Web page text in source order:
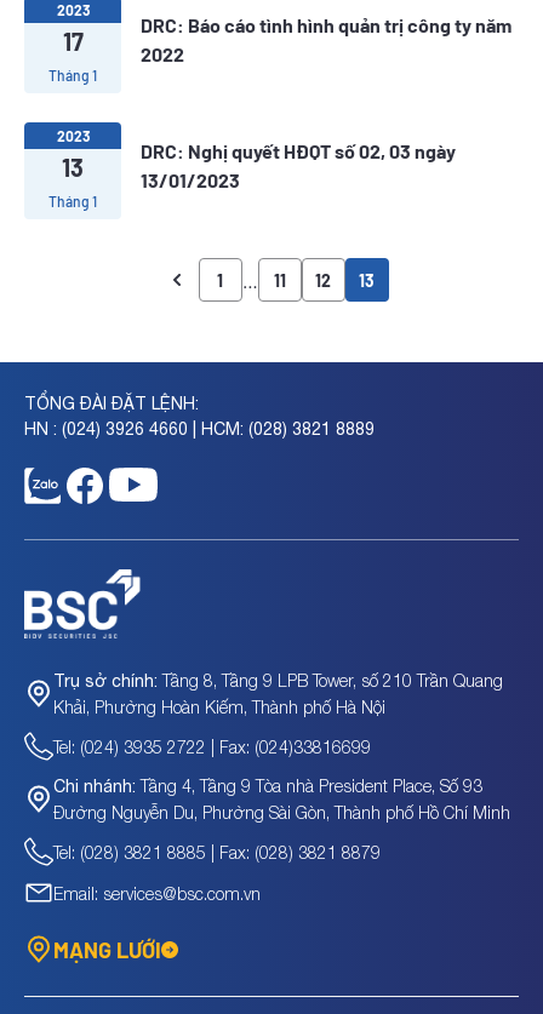
2023
17
Tháng 1
DRC: Báo cáo tình hình quản trị công ty năm
2022
2023
13
Tháng 1
DRC: Nghị quyết HĐQT số 02, 03 ngày
13/01/2023
1 11 12 13
TỔNG ĐÀI ĐẶT LỆNH:
HN : (024) 3926 4660 | HCM: (028) 3821 8889
Trụ sở chính: Tầng 8, Tầng 9 LPB Tower, số 210 Trần Quang
Khải, Phường Hoàn Kiếm, Thành phố Hà Nội
Tel: (024) 3935 2722 | Fax: (024)33816699
Chi nhánh: Tầng 4, Tầng 9 Tòa nhà President Place, Số 93
Đường Nguyễn Du, Phường Sài Gòn, Thành phố Hồ Chí Minh
Tel: (028) 3821 8885 | Fax: (028) 3821 8879
Email: services@bsc.com.vn
MẠNG LƯỚI